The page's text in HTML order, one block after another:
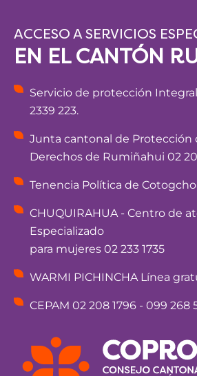
ACCESO A SERVICIOS
EN EL CANTÓN
Servicio de protección
2339 223.
Junta cantonal de Protección
Derechos de Rumiñahui 02
Tenencia Política de
CHUQUIRAHUA - Centro de
Especializado
para mujeres 02 233 1735
WARMI PICHINCHA Línea
CEPAM 02 208 1796 - 099 268